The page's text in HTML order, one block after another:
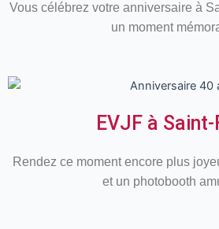
Vous célébrez votre anniversaire à
un moment
EVJF à Saint-
Rendez ce moment encore plus
et un photobooth